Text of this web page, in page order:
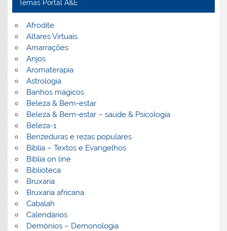
Temas Portal A&E
Afrodite
Altares Virtuais
Amarrações
Anjos
Aromaterapia
Astrologia
Banhos mágicos
Beleza & Bem-estar
Beleza & Bem-estar – saúde & Psicologia
Beleza-1
Benzeduras e rezas populares
Bíblia – Textos e Evangelhos
Biblia on line
Biblioteca
Bruxaria
Bruxaria africana
Cabalah
Calendários
Demónios – Demonologia